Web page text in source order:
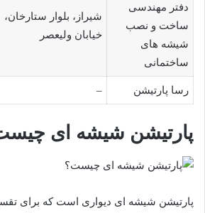
دفتر مهندسی
ساخت و نصب
شیشه های
ساختمانی
شیراز، بلوار ستارخان،
خیابان ولیعصر
رسا پارتیشن –
پارتیشن شیشه ای
پارتیشن شیشه ای دیواری است که برای